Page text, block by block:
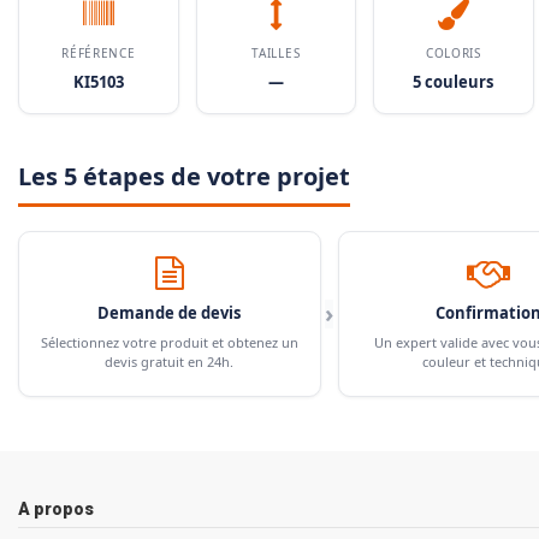
RÉFÉRENCE
KI5103
TAILLES
—
COLORIS
5 couleurs
Les 5 étapes de votre projet
Demande de devis
Sélectionnez votre produit et obtenez un
devis gratuit en 24h.
›
Un expert valide avec
couleur et
A propos